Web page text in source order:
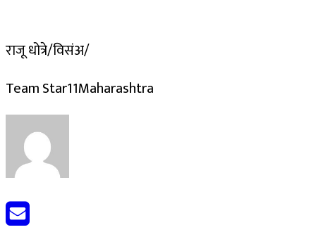
राजू धोत्रे/विसंअ/
Team Star11Maharashtra